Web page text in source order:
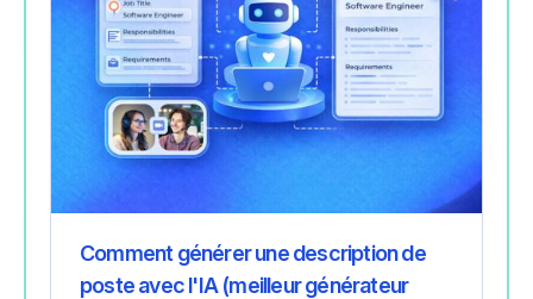
Comment générer une description de
poste avec l'IA (meilleur générateur